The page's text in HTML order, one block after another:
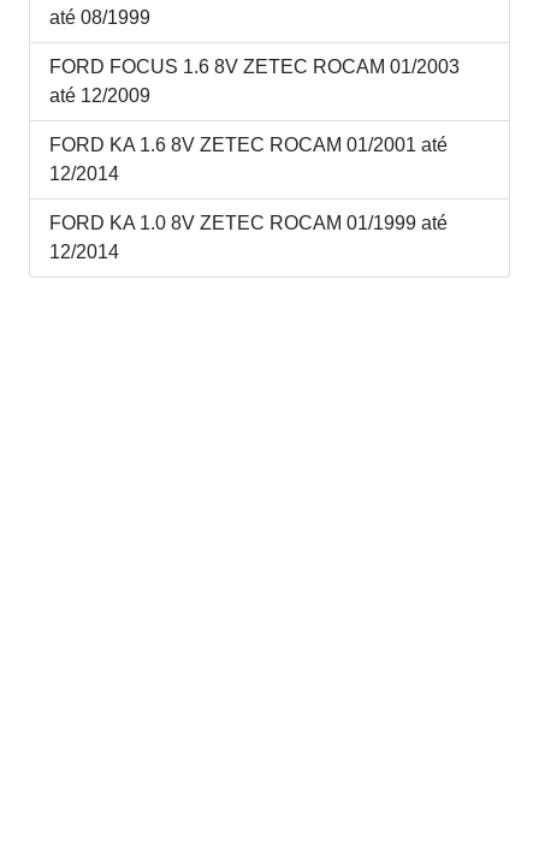
até 08/1999
FORD FOCUS 1.6 8V ZETEC ROCAM 01/2003
até 12/2009
FORD KA 1.6 8V ZETEC ROCAM 01/2001 até
12/2014
FORD KA 1.0 8V ZETEC ROCAM 01/1999 até
12/2014